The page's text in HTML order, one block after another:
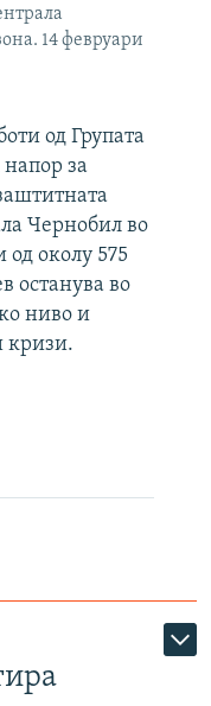
14 февруари
од Групата
за
Чернобил во
околу 575
останува во
ниво и
кризи.